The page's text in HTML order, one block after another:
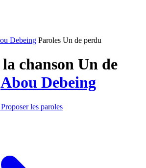
Debeing Paroles Un de perdu
chanson Un de
Abou Debeing
les paroles